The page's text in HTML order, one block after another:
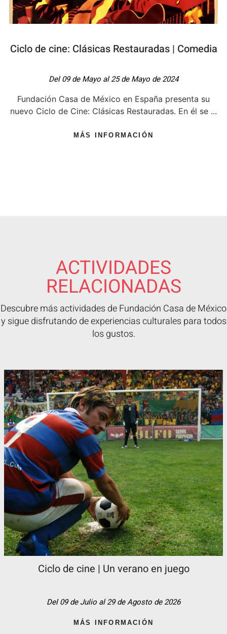
Ciclo de cine: Clásicas Restauradas | Comedia
Del 09 de Mayo al 25 de Mayo de 2024
Fundación Casa de México en España presenta su
nuevo Ciclo de Cine: Clásicas Restauradas. En él se ...
MÁS INFORMACIÓN
ACTIVIDADES
RELACIONADAS
Descubre más actividades de Fundación Casa de México
y sigue disfrutando de experiencias culturales para todos
los gustos.
Ciclo de cine | Un verano en juego
Del 09 de Julio al 29 de Agosto de 2026
MÁS INFORMACIÓN